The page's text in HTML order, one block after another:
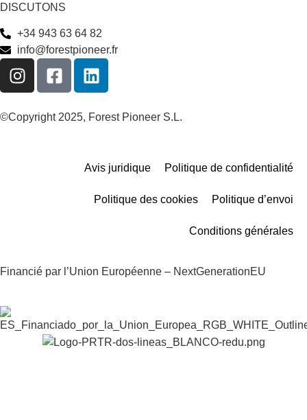
DISCUTONS
+34 943 63 64 82
info@forestpioneer.fr
©Copyright 2025, Forest Pioneer S.L.
Avis juridique Politique de confidentialité
Politique des cookies Politique d’envoi
Conditions générales
Financié par l’Union Européenne – NextGenerationEU